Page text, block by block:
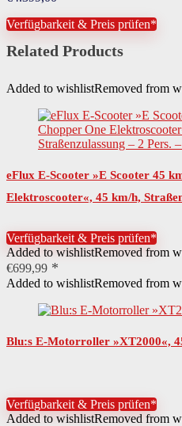
Verfügbarkeit & Preis prüfen*
Related Products
Added to wishlistRemoved from
eFlux E-Scooter »E Scooter 45
Elektroscooter«, 45 km/h,
Verfügbarkeit & Preis prüfen*
Added to wishlistRemoved from
€699,99
Added to wishlistRemoved from
Blu:s E-Motorroller »XT2000«,
Verfügbarkeit & Preis prüfen*
Added to wishlistRemoved from